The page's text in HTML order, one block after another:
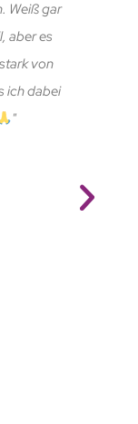
Weiß gar
aber es
von
ich dabei
"